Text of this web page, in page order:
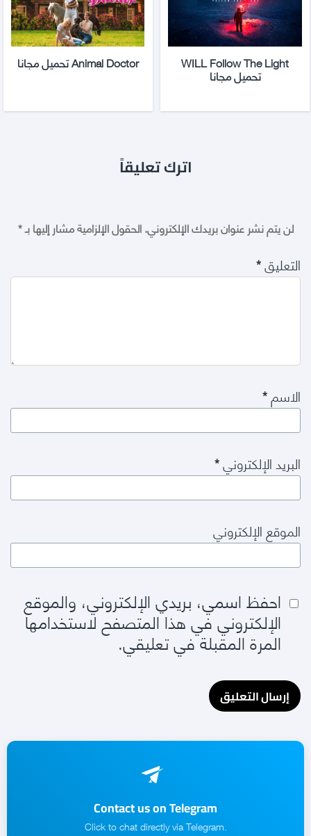
WILL Follow The Light
تحميل مجانا
Animal Doctor تحميل مجانا
اترك تعليقاً
لن يتم نشر عنوان بريدك الإلكتروني.الحقول الإلزامية مشار إليها بـ*
التعليق*
الاسم*
البريد الإلكتروني*
الموقع الإلكتروني
احفظ اسمي، بريدي الإلكتروني، والموقع
الإلكتروني في هذا المتصفح لاستخدامها
المرة المقبلة في تعليقي.
Contact us on Telegram
.Click to chat directly via Telegram